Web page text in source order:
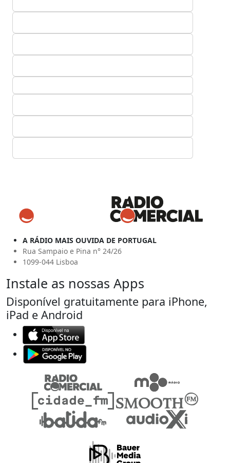
A RÁDIO MAIS OUVIDA DE PORTUGAL
Rua Sampaio e Pina n° 24/26
1099-044 Lisboa
Instale as nossas Apps
Disponível gratuitamente para iPhone,
iPad e Android